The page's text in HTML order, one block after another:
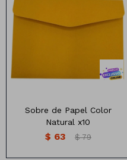
Sobre de papel color natural
Sobre de Papel Color
Natural x10
$ 63 $ 79